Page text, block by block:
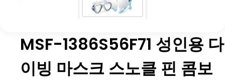
MSF-1386S56F71 성인용 다
이빙 마스크 스노클 핀 콤보